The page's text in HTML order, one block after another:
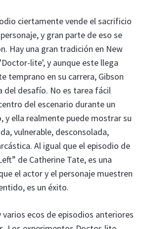
ciertamente vende el sacrificio
y gran parte de eso se
Hay una gran tradición en New
lite', y aunque este llega
temprano en su carrera, Gibson
del desafío. No es tarea fácil
del escenario durante un
y ella realmente puede mostrar su
vulnerable, desconsolada,
Al igual que el episodio de
de Catherine Tate, es una
el actor y el personaje muestren
es un éxito.
varios ecos de episodios anteriores